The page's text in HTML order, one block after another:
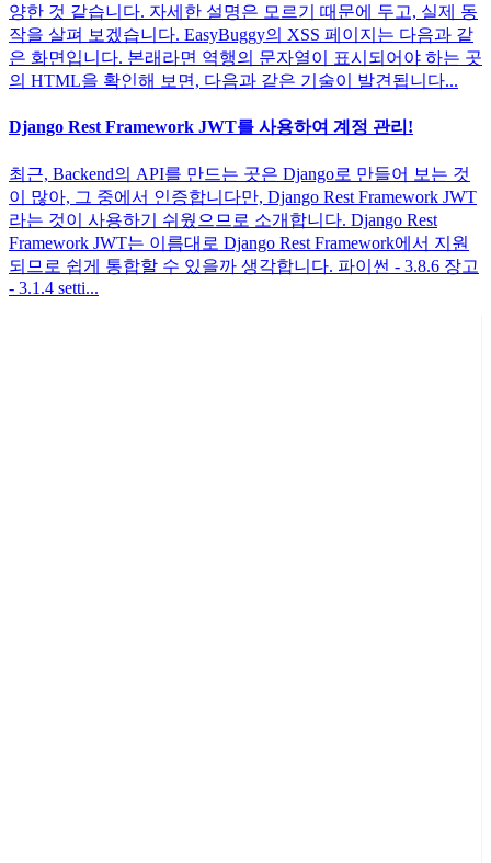
양한 것 같습니다. 자세한 설명은 모르기 때문에 두고, 실제 동
작을 살펴 보겠습니다. EasyBuggy의 XSS 페이지는 다음과 같
은 화면입니다. 본래라면 역행의 문자열이 표시되어야 하는 곳
의 HTML을 확인해 보면, 다음과 같은 기술이 발견됩니다...
Django Rest Framework JWT를 사용하여 계정 관리!
최근, Backend의 API를 만드는 곳은 Django로 만들어 보는 것
이 많아, 그 중에서 인증합니다만, Django Rest Framework JWT
라는 것이 사용하기 쉬웠으므로 소개합니다. Django Rest
Framework JWT는 이름대로 Django Rest Framework에서 지원
되므로 쉽게 통합할 수 있을까 생각합니다. 파이썬 - 3.8.6 장고
- 3.1.4 setti...